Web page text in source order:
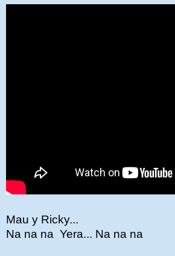
Mau y Ricky...
Na na na Yera... Na na na